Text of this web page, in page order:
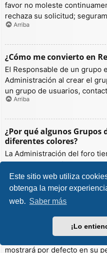
Este sitio web utiliza
obtenga la mejor
web. Saber más
¡Lo
favor no moleste
rechaza su solicitud;
Arriba
¿Cómo me convierto en
El Responsable de un grupo
Administración al crear el
un grupo de usuarios,
Arriba
¿Por qué algunos Grupos
diferentes colores?
La Administración del foro
color a los usuarios de un
identificación.
Arriba
¿Qué es un “Grupo de
Si es miembro de más de
“predeterminado” para
mostrará por defecto en su